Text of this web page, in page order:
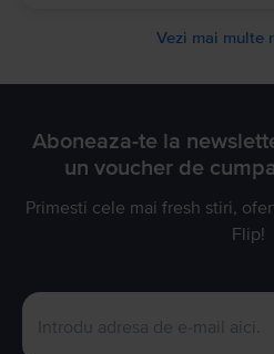
Vezi mai multe
Aboneaza-te la
un voucher de
Primesti cele mai fresh stiri,
Flip!